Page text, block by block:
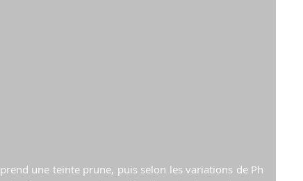
une teinte prune, puis selon les variations de Ph